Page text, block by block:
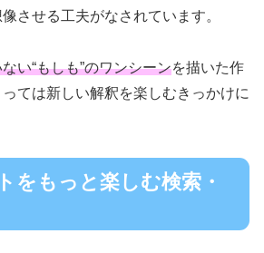
させる工夫がなされています。
い“もしも”のワンシーンを描いた作
ては新しい解釈を楽しむきっかけに
をもっと楽しむ検索・